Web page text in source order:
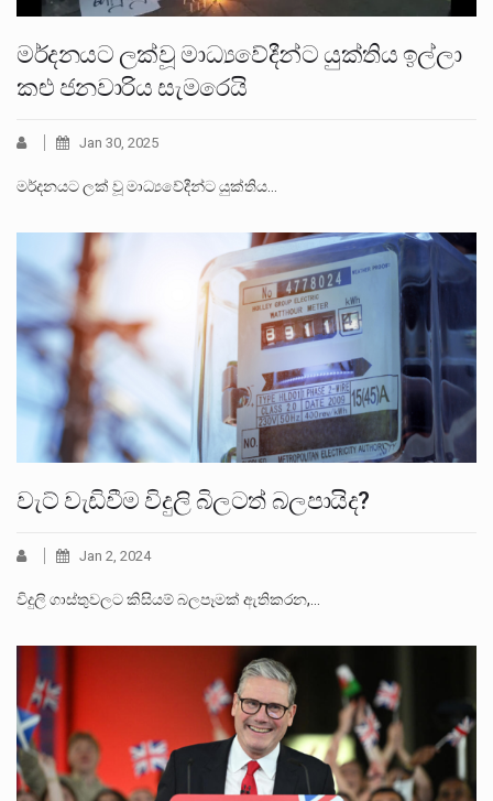
මර්දනයට ලක්වූ මාධ්‍යවේදීන්ට යුක්තිය ඉල්ලා
කළු ජනවාරිය සැමරෙයි
Jan 30, 2025
මර්දනයට ලක් වූ මාධ්‍යවේදීන්ට යුක්තිය…
වැට් වැඩිවීම විදුලි බිලටත් බලපායිද?
Jan 2, 2024
විදුලි ගාස්තුවලට කිසියම් බලපෑමක් ඇතිකරන,…